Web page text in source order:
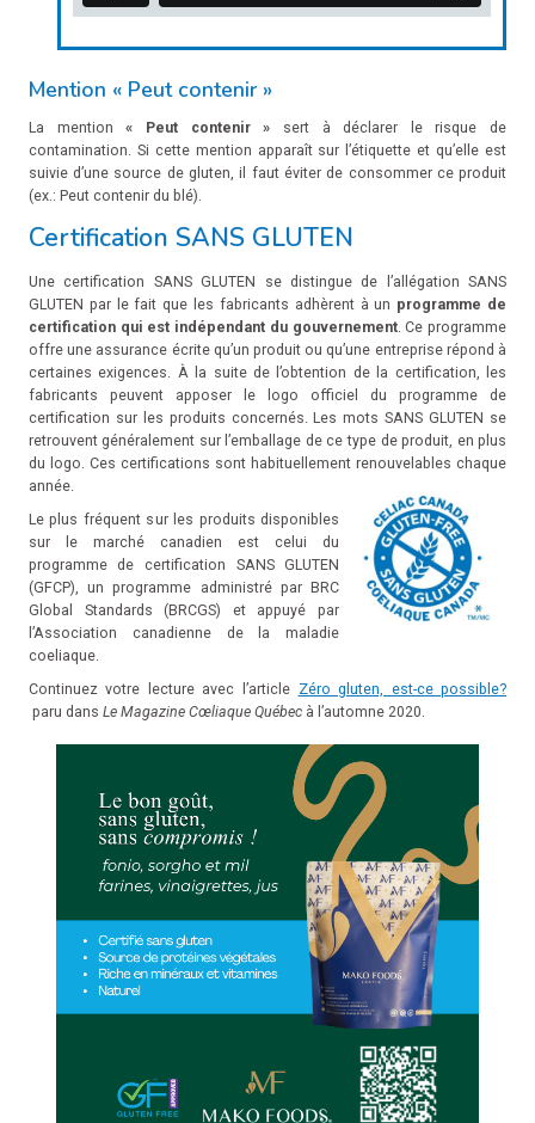
Mention « Peut contenir »
La mention « Peut contenir » sert à déclarer le risque de
contamination. Si cette mention apparaît sur l’étiquette et qu’elle est
suivie d’une source de gluten, il faut éviter de consommer ce produit
(ex.: Peut contenir du blé).
Certification SANS GLUTEN
Une certification SANS GLUTEN se distingue de l’allégation SANS
GLUTEN par le fait que les fabricants adhèrent à un programme de
certification qui est indépendant du gouvernement. Ce programme
offre une assurance écrite qu’un produit ou qu’une entreprise répond à
certaines exigences. À la suite de l’obtention de la certification, les
fabricants peuvent apposer le logo officiel du programme de
certification sur les produits concernés. Les mots SANS GLUTEN se
retrouvent généralement sur l’emballage de ce type de produit, en plus
du logo. Ces certifications sont habituellement renouvelables chaque
année.
Le plus fréquent sur les produits disponibles
sur le marché canadien est celui du
programme de certification SANS GLUTEN
(GFCP), un programme administré par BRC
Global Standards (BRCGS) et appuyé par
l’Association canadienne de la maladie
coeliaque.
Continuez votre lecture avec l’article Zéro gluten, est-ce possible?
paru dans Le Magazine Cœliaque Québecà l’automne 2020.